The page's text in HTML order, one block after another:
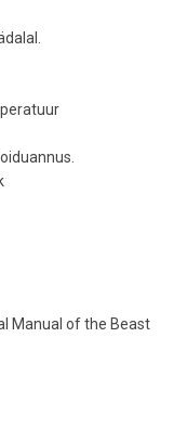
Manual of the Beast